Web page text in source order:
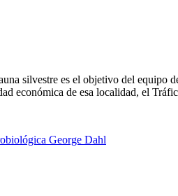
silvestre es el objetivo del equipo
económica de esa localidad, el